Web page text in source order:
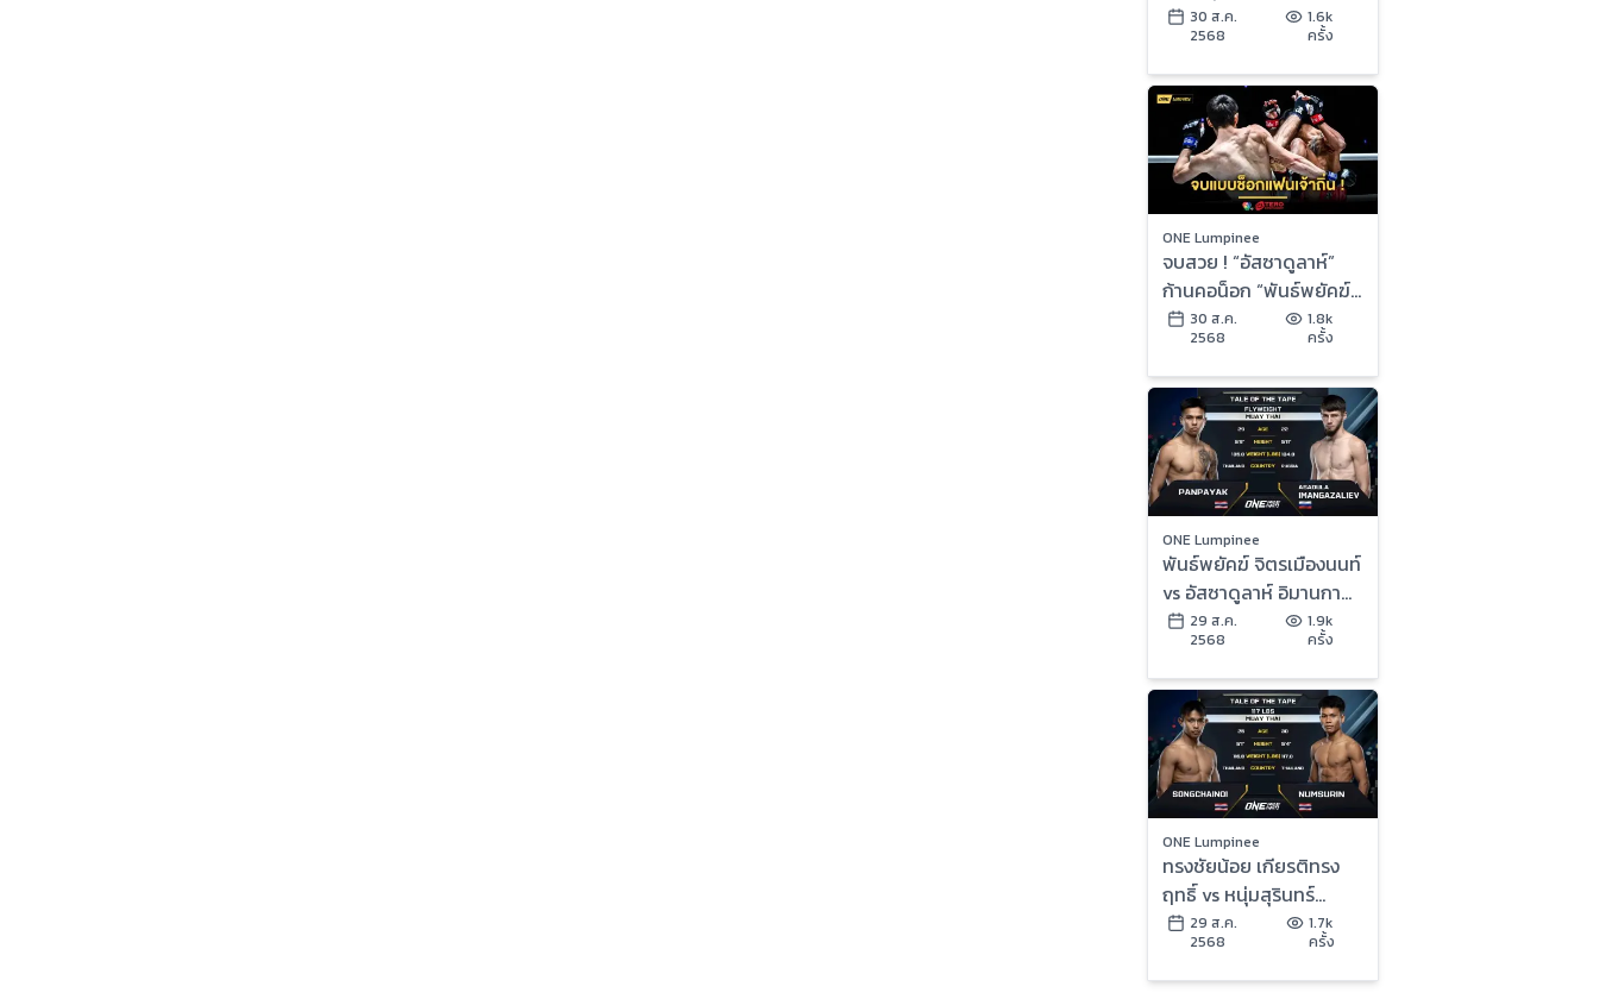
2568 | Ch7HD
30 ส.ค.
2568
1.6k
ครั้ง
ONE Lumpinee
จบสวย ! “อัสซาดูลาห์”
ก้านคอน็อก “พันธ์พยัคฆ์”
คว้าสัญญา ONE ในศึก
ONE ลุมพินี 122
30 ส.ค.
2568
1.8k
ครั้ง
ONE Lumpinee
พันธ์พยัคฆ์ จิตรเมืองนนท์
vs อัสซาดูลาห์ อิมานกาซา
ลิเอฟ | ONE ลุมพินี 122 |
29 ส.ค. 2568 | Ch7HD
29 ส.ค.
2568
1.9k
ครั้ง
ONE Lumpinee
ทรงชัยน้อย เกียรติทรง
ฤทธิ์ vs หนุ่มสุรินทร์
ช.เกตุวีณา | ONE ลุมพินี
122 | 29 ส.ค. 2568 |
Ch7HD
29 ส.ค.
2568
1.7k
ครั้ง